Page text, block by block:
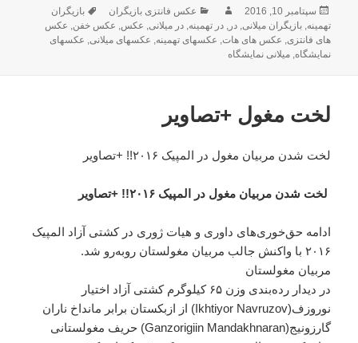
ارسال
شده
در
سپتامبر 10, 2016 نویسندهدسته‌ها
عکس فانتزی بازیگران برچسب‌ها
بازیگران
تهمینه,بازیگران میلانی,در,در تهمینه,در میلانی, عکس, عکس خفن, عکس
های فانتزی, عکس های هات, عکسهای تهمینه, عکسهای میلانی, عکسهای
نمایشگاه,میلانی نمایشگاه
لخت مغول +تصاویر
لخت شدن مربیان مغول در المپیک ۲۰۱۶!! +تصاویر
لخت شدن مربیان مغول در المپیک ۲۰۱۶!! +تصاویر
ادامه حق‌خوری‌های داوری و هیات ژوری در کشتی آزاد المپیک
۲۰۱۶ با واکنش جالب مربیان مغولستان روبه‌رو شد.
مربیان مغولستان
در دیدار رده‌بندی وزن ۶۵ کیلوگرم کشتی آزاد اختیار
نوروزف(Ikhtiyor Navruzov) از ازبکستان برابر مانداخ ناران
گارزونیج(Ganzorigiin Mandakhnaran) حریف مغولستانی